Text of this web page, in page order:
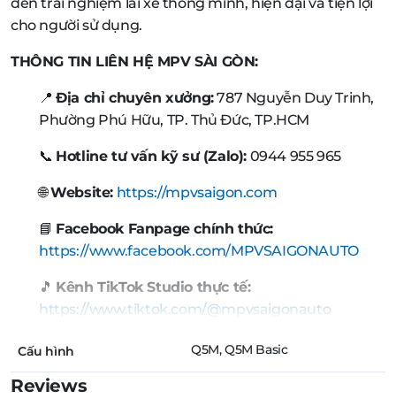
cho người sử dụng.
THÔNG TIN LIÊN HỆ MPV SÀI GÒN:
📍Địa chỉ chuyên xưởng:787 Nguyễn Duy Trinh,
Phường Phú Hữu, TP. Thủ Đức, TP.HCM
📞 Hotline tư vấn kỹ sư (Zalo): 0944 955 965
🌐Website: https://mpvsaigon.com
📘 Facebook Fanpage chính thức:
https://www.facebook.com/MPVSAIGONAUTO
🎵 Kênh TikTok Studio thực tế:
https://www.tiktok.com/@mpvsaigonauto
Cấu hình Q5M, Q5M Basic
Reviews